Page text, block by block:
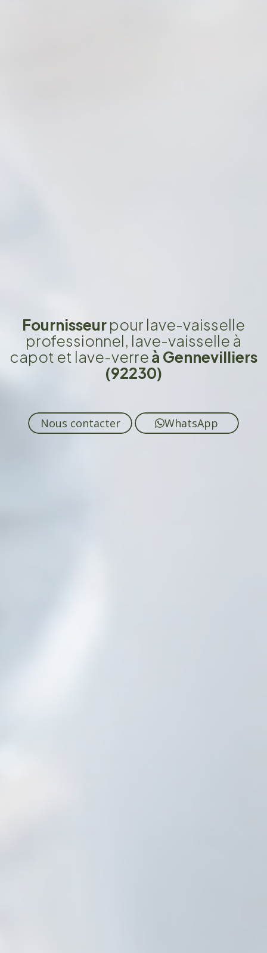
Fournisseurpour lave-vaisselle
professionnel, lave-vaisselle à
capot et lave-verreà Gennevilliers
(92230)
Nous contacter WhatsApp